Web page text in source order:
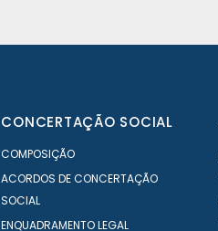
CONCERTAÇÃO SOCIAL
COMPOSIÇÃO
ACORDOS DE CONCERTAÇÃO
SOCIAL
ENQUADRAMENTO LEGAL